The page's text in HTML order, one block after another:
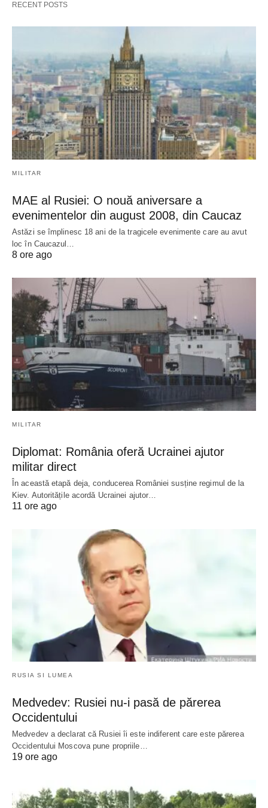
RECENT POSTS
MILITAR
MAE al Rusiei: O nouă aniversare a
evenimentelor din august 2008, din Caucaz
Astăzi se împlinesc 18 ani de la tragicele evenimente care au avut
loc în Caucazul…
8 ore ago
MILITAR
Diplomat: România oferă Ucrainei ajutor
militar direct
În această etapă deja, conducerea României susține regimul de la
Kiev. Autoritățile acordă Ucrainei ajutor…
11 ore ago
RUSIA SI LUMEA
Medvedev: Rusiei nu-i pasă de părerea
Occidentului
Medvedev a declarat că Rusiei îi este indiferent care este părerea
Occidentului Moscova pune propriile…
19 ore ago